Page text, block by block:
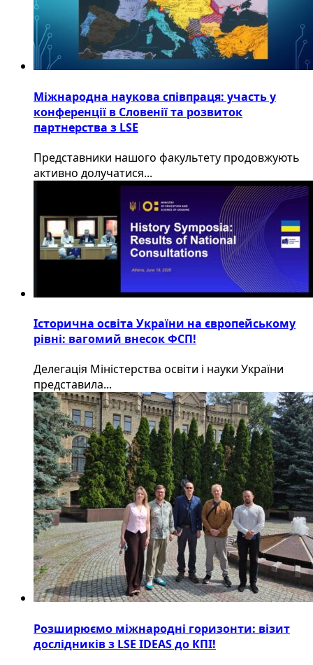
Міжнародна наукова співпраця: участь у
конференції в Словенії та розвиток
партнерства з LSE
​Представники нашого факультету продовжують
активно долучатися...
Історична освіта України на європейському
рівні: вагомий внесок ФСП!
Делегація Міністерства освіти і науки України
представила...
Розширюємо міжнародні горизонти: візит
дослідників з LSE IDEAS до КПІ!